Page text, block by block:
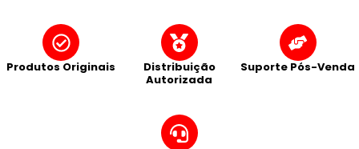
Produtos Originais
Distribuição
Autorizada
Suporte Pós-Venda